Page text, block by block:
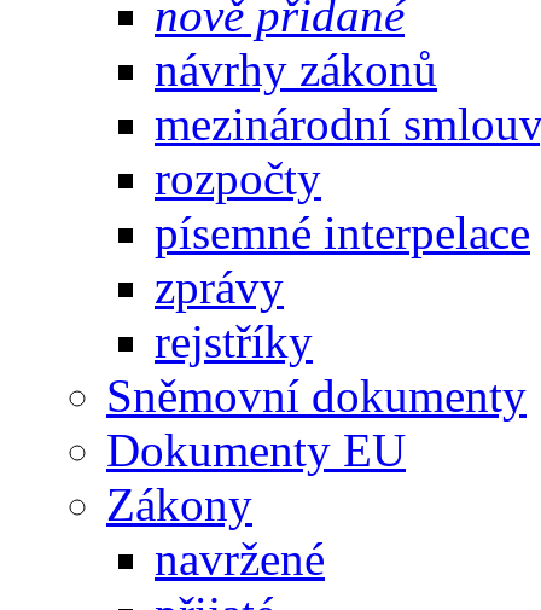
nově přidané
návrhy zákonů
mezinárodní
rozpočty
písemné interpelace
zprávy
rejstříky
Sněmovní dokumenty
Dokumenty EU
Zákony
navržené